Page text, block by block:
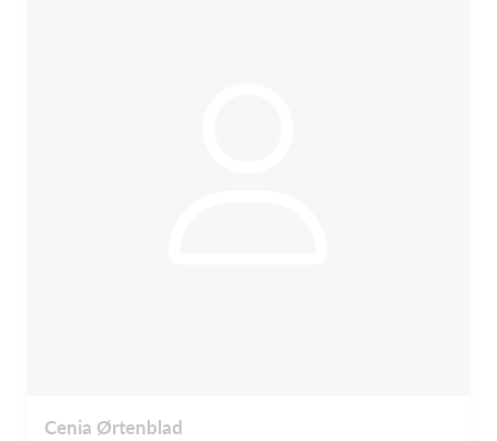
Cenia Ørtenblad